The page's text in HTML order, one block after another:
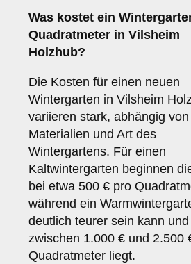
Was kostet ein
Quadratmeter in Vilsheim
Holzhub?
Die Kosten für einen neuen
Wintergarten in Vilsheim
variieren stark, abhängig
Materialien und Art des
Wintergartens. Für einen
Kaltwintergarten beginnen
bei etwa 500 € pro
während ein
deutlich teurer sein kann und
zwischen 1.000 € und 2.500
Quadratmeter liegt.